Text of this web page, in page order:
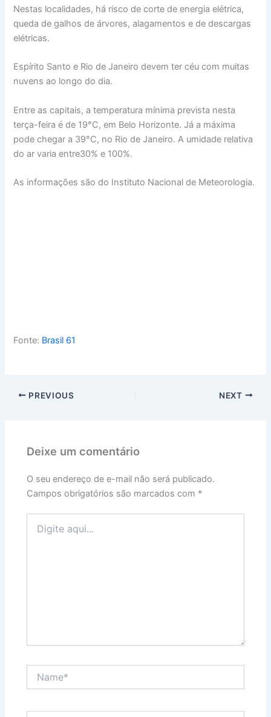
Nestas localidades, há risco de corte de energia elétrica,
queda de galhos de árvores, alagamentos e de descargas
elétricas.
Espírito Santo e Rio de Janeiro devem ter céu com muitas
nuvens ao longo do dia.
Entre as capitais, a temperatura mínima prevista nesta
terça-feira é de 19°C, em Belo Horizonte. Já a máxima
pode chegar a 39°C, no Rio de Janeiro. A umidade relativa
do ar varia entre30% e 100%.
As informações são do Instituto Nacional de Meteorologia.
Fonte: Brasil 61
PREVIOUS NEXT
Deixe um comentário
O seu endereço de e-mail não será publicado.
Campos obrigatórios são marcados com *
aqui...